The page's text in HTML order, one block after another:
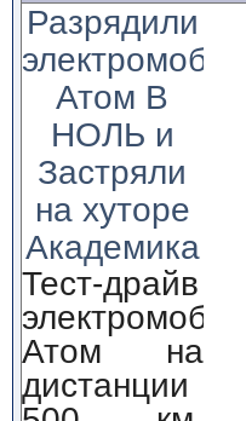
Разрядили
электромобиль
Атом В
НОЛЬ и
Застряли
на хуторе
Академика
Тест-драйв
электромобиля
Атом на
дистанции